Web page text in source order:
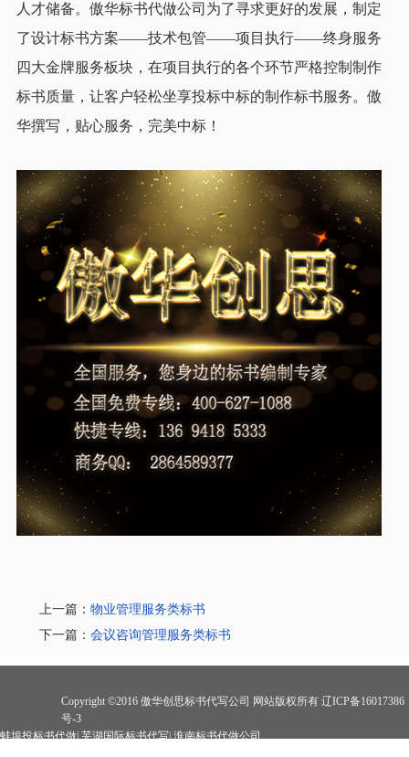
人才储备。傲华标书代做公司为了寻求更好的发展，制定
了设计标书方案——技术包管——项目执行——终身服务
四大金牌服务板块，在项目执行的各个环节严格控制制作
标书质量，让客户轻松坐享投标中标的制作标书服务。傲
华撰写，贴心服务，完美中标！
上一篇： 物业管理服务类标书
下一篇： 会议咨询管理服务类标书
Copyright ©2016 傲华创思标书代写公司 网站版权所有 辽ICP备16017386
号-3
蚌埠投标书代做|芜湖国际标书代写|淮南标书代做公司